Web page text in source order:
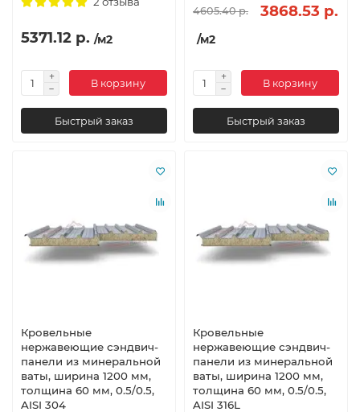
5371.12 р. /м2
В корзину
Быстрый заказ
4605.40 р. 3868.53 р.
/м2
В корзину
Быстрый заказ
Кровельные
нержавеющие сэндвич-
панели из минеральной
ваты, ширина 1200 мм,
толщина 60 мм, 0.5/0.5,
AISI 304
Кровельные
нержавеющие сэндвич-
панели из минеральной
ваты, ширина 1200 мм,
толщина 60 мм, 0.5/0.5,
AISI 316L